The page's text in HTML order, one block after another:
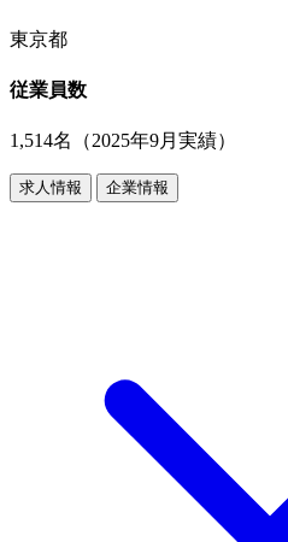
東京都
従業員数
1,514名（2025年9月実績）
求人情報 企業情報